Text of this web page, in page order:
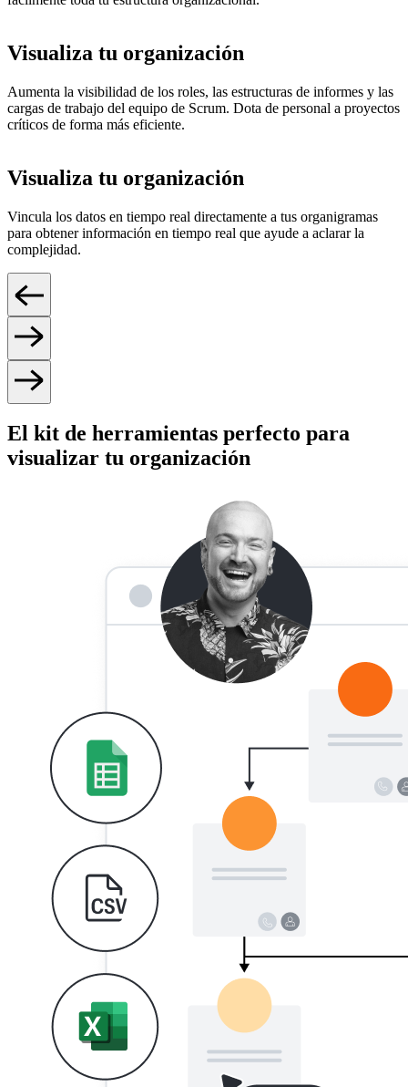
Visualiza tu organización
Aumenta la visibilidad de los roles, las estructuras de informes y las
cargas de trabajo del equipo de Scrum. Dota de personal a proyectos
críticos de forma más eficiente.
Visualiza tu organización
Vincula los datos en tiempo real directamente a tus organigramas
para obtener información en tiempo real que ayude a aclarar la
complejidad.
El kit de herramientas perfecto para
visualizar tu organización